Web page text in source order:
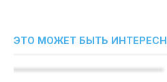
ЭТО МОЖЕТ БЫТЬ